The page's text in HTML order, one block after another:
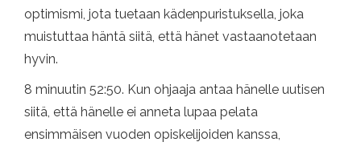
optimismi, jota tuetaan kädenpuristuksella, joka
muistuttaa häntä siitä, että hänet vastaanotetaan
hyvin.
8 minuutin 52:50. Kun ohjaaja antaa hänelle uutisen
siitä, että hänelle ei anneta lupaa pelata
ensimmäisen vuoden opiskelijoiden kanssa,